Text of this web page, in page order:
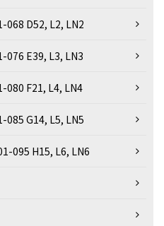
068 D52, L2, LN2
076 E39, L3, LN3
080 F21, L4, LN4
085 G14, L5, LN5
095 H15, L6, LN6